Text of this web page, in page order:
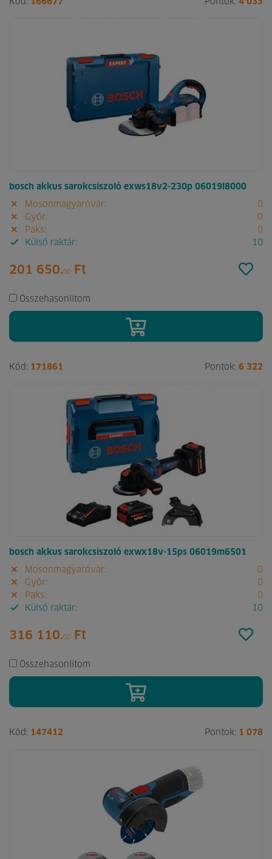
Kód: 166677 Pontok: 4 033
bosch akkus sarokcsiszoló exws18v2-230p 06019l8000
Mosonmagyaróvár:
0
Győr:
0
Paks:
0
Külső raktár:
10
201 650.00 Ft
Összehasonlítom
Kód: 171861 Pontok: 6 322
bosch akkus sarokcsiszoló exwx18v-15ps 06019m6501
Mosonmagyaróvár:
0
Győr:
0
Paks:
0
Külső raktár:
10
316 110.00 Ft
Összehasonlítom
Kód: 147412 Pontok: 1 078